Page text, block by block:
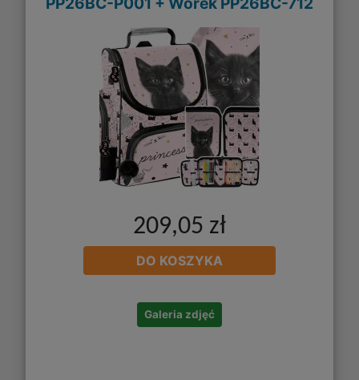
209,05 zł
DO KOSZYKA
Galeria zdjęć